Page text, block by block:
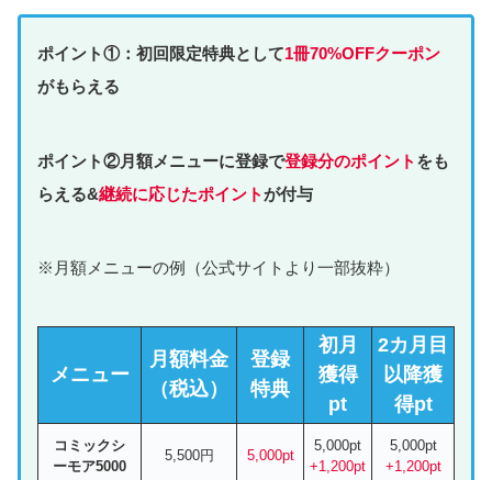
ポイント①：初回限定特典として1冊70%OFFクーポン
がもらえる
ポイント②月額メニューに登録で登録分のポイント をも
らえる&継続に応じたポイントが付与
※月額メニューの例（公式サイトより一部抜粋）
メニュー
月額料金
（税込）
登録
特典
初月
獲得
pt
2カ月目
以降獲
得pt
コミックシ
ーモア5000
5,500円 5,000pt
5,000pt
+1,200pt
5,000pt
+1,200pt